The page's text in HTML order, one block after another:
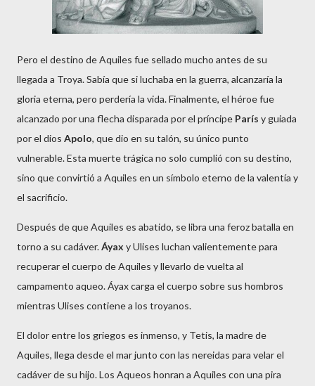
Pero el destino de Aquiles fue sellado mucho antes de su
llegada a Troya. Sabía que si luchaba en la guerra, alcanzaría la
gloria eterna, pero perdería la vida. Finalmente, el héroe fue
alcanzado por una flecha disparada por el príncipe París y guiada
por el dios Apolo, que dio en su talón, su único punto
vulnerable. Esta muerte trágica no solo cumplió con su destino,
sino que convirtió a Aquiles en un símbolo eterno de la valentía y
el sacrificio.
Después de que Aquiles es abatido, se libra una feroz batalla en
torno a su cadáver.Áyax y Ulises luchan valientemente para
recuperar el cuerpo de Aquiles y llevarlo de vuelta al
campamento aqueo. Áyax carga el cuerpo sobre sus hombros
mientras Ulises contiene a los troyanos.
El dolor entre los griegos es inmenso, y Tetis, la madre de
Aquiles, llega desde el mar junto con las nereidas para velar el
cadáver de su hijo. Los Aqueos honran a Aquiles con una pira